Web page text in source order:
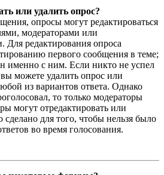
или удалить опрос?
опросы могут редактироваться
модераторами или
Для редактирования опроса
первого сообщения в теме;
именно с ним. Если никто не успел
можете удалить опрос или
из вариантов ответа. Однако
то только модераторы
могут отредактировать или
сделано для того, чтобы нельзя было
во время голосования.